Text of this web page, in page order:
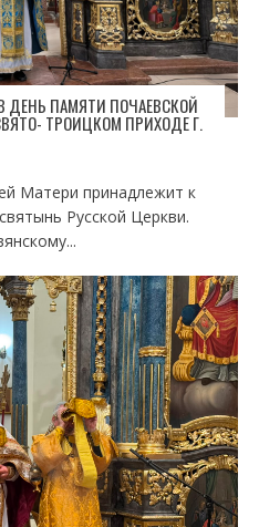
ДЕНЬ ПАМЯТИ ПОЧАЕВСКОЙ
ТРОИЦКОМ ПРИХОДЕ Г.
Матери принадлежит к
Русской Церкви.